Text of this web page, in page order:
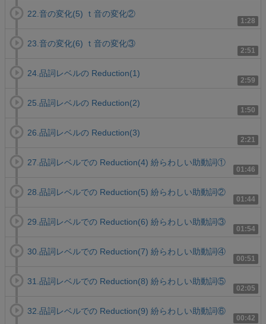
1:28
22.音の変化(5) ｔ音の変化②
2:51
23.音の変化(6) ｔ音の変化③
2:59
24.品詞レベルの Reduction(1)
1:50
25.品詞レベルの Reduction(2)
2:21
26.品詞レベルの Reduction(3)
01:46
27.品詞レベルでの Reduction(4) 紛らわしい助動詞①
01:44
28.品詞レベルでの Reduction(5) 紛らわしい助動詞②
01:54
29.品詞レベルでの Reduction(6) 紛らわしい助動詞③
00:51
30.品詞レベルでの Reduction(7) 紛らわしい助動詞④
02:05
31.品詞レベルでの Reduction(8) 紛らわしい助動詞⑤
00:42
32.品詞レベルでの Reduction(9) 紛らわしい助動詞⑥